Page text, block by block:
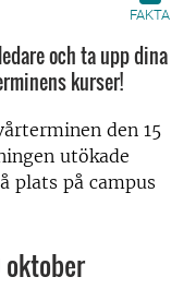
FAKTA
och ta upp dina
kurser!
den 15
utökade
plats på campus
oktober